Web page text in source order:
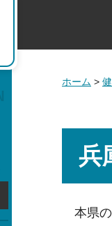
ホーム >
兵
本県